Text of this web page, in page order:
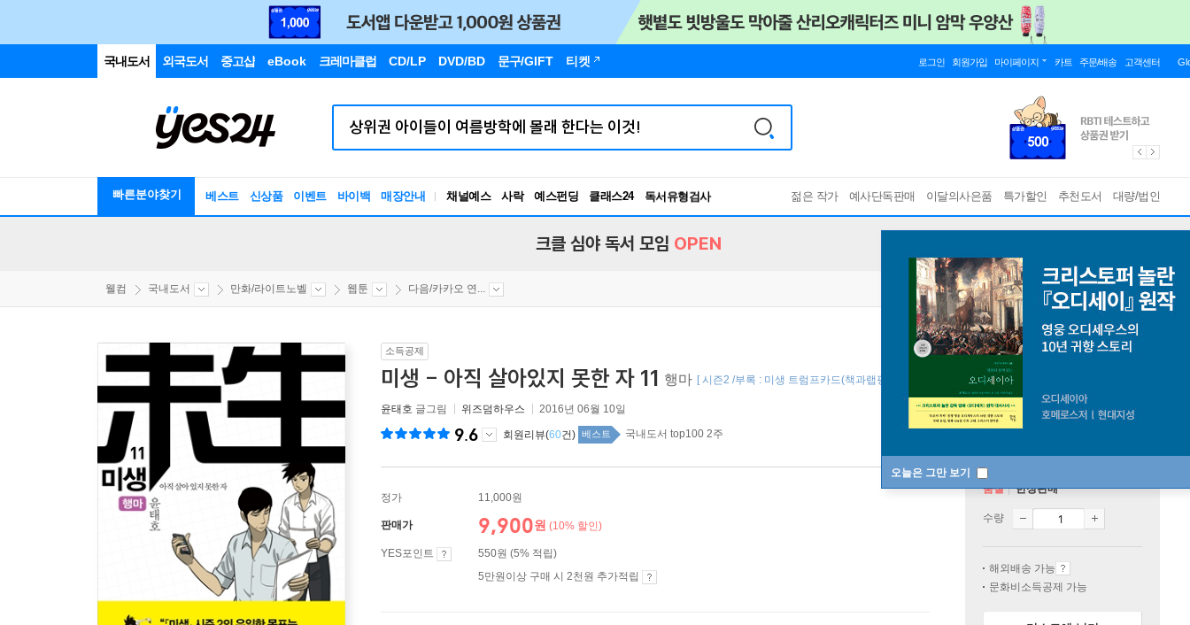
국내도서 외국도서 중고샵 eBook 크레마클럽 CD/LP DVD/BD 문구/GIFT 티켓 로그인 회원가입 마이페이지 카트 주문/배송 고객센터
빠른분야찾기 베스트 신상품 이벤트 바이백 매장안내 채널예스 사락 예스펀딩 클래스24
독서유형검사
RBTI Lab
젊은 작가 예사단독판매 이달의사은품 특가할인 추천도서 대량/법인
오늘은 그만 보기
크클 심야 독서 모임 OPEN
웰컴 국내도서 만화/라이트노벨 웹툰 다음/카카오 연...
소득공제
미생 - 아직 살아있지 못한 자 11 행마 [ 시즌2 /부록 : 미생 트럼프카드(책과랩핑) ]
윤태호 글그림 위즈덤하우스 2016년 06월 10일
9.6 회원리뷰(60건) 베스트 국내도서 top100 2주
정가 11,000원
판매가 9,900원 (10% 할인)
YES포인트
550원 (5% 적립)
5만원이상 구매 시 2천원 추가적립
품절 한정판매
수량
해외배송 가능
문화비소득공제 가능